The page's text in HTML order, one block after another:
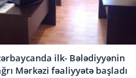
ilk- Bələdiyyənin
Mərkəzi fəaliyyətə başladı